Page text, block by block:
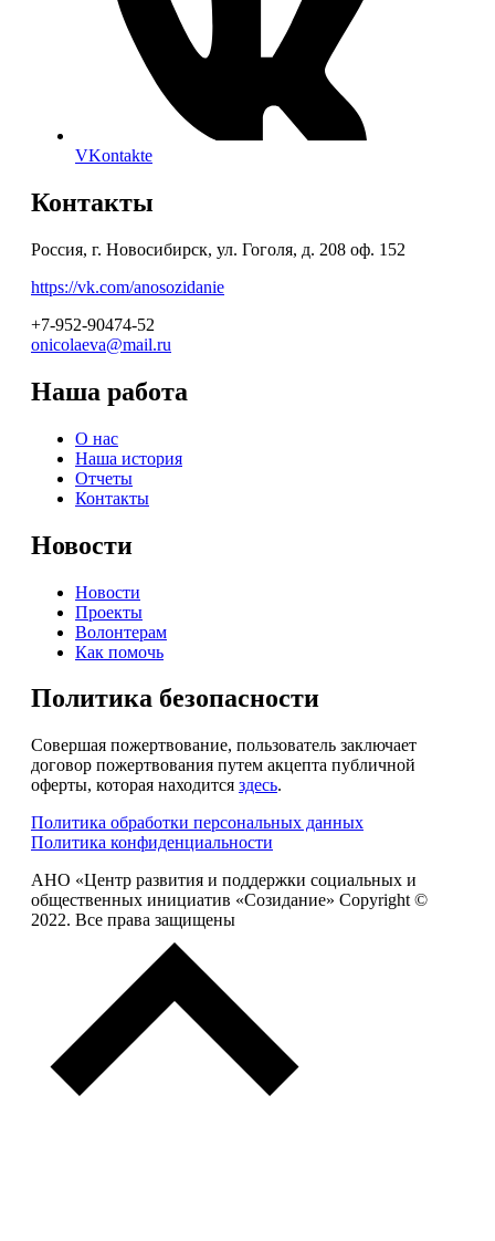
VKontakte
Контакты
Россия, г. Новосибирск, ул. Гоголя, д. 208 оф. 152
https://vk.com/anosozidanie
+7-952-90474-52
onicolaeva@mail.ru
Наша работа
О нас
Наша история
Отчеты
Контакты
Новости
Новости
Проекты
Волонтерам
Как помочь
Политика безопасности
Совершая пожертвование, пользователь заключает
договор пожертвования путем акцепта публичной
оферты, которая находится здесь.
Политика обработки персональных данных
Политика конфиденциальности
АНО «Центр развития и поддержки социальных и
общественных инициатив «Созидание» Copyright ©
2022. Все права защищены